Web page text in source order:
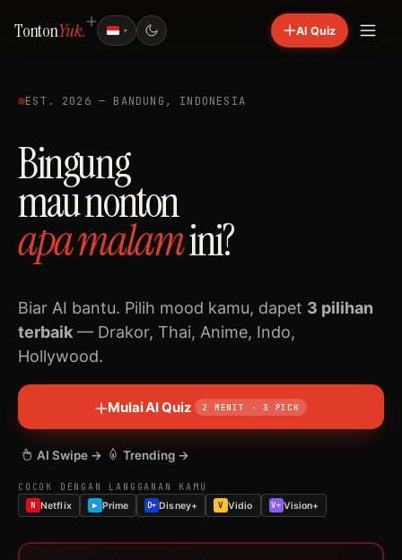
TontonYuk. ▾ AI Quiz
EST. 2026 — BANDUNG, INDONESIA
Bingung
mau nonton
apamalamini?
Biar AI bantu. Pilih mood kamu, dapet 3 pilihan
terbaik — Drakor, Thai, Anime, Indo,
Hollywood.
Mulai AI Quiz 2 MENIT · 3 PICK
AI Swipe → Trending →
COCOK DENGAN LANGGANAN KAMU
N Netflix Prime D+ Disney+ V Vidio V+ Vision+